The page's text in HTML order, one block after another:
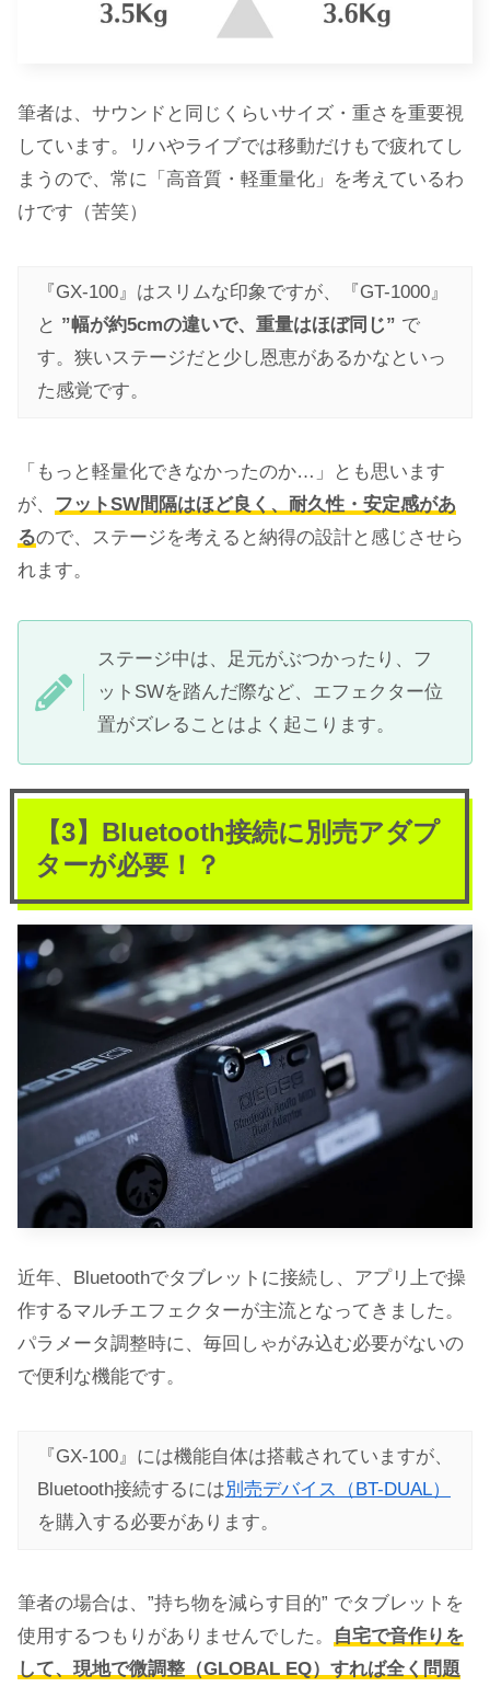
筆者は、サウンドと同じくらいサイズ・重さを重要視
しています。リハやライブでは移動だけもで疲れてし
まうので、常に「高音質・軽重量化」を考えているわ
けです（苦笑）
『GX-100』はスリムな印象ですが、『GT-1000』
と ”幅が約5cmの違いで、重量はほぼ同じ” で
す。狭いステージだと少し恩恵があるかなといっ
た感覚です。
「もっと軽量化できなかったのか…」とも思います
が、 フットSW間隔はほど良く、耐久性・安定感があ
るので、ステージを考えると納得の設計と感じさせら
れます。
ステージ中は、足元がぶつかったり、フ
ットSWを踏んだ際など、エフェクター位
置がズレることはよく起こります。
【3】Bluetooth接続に別売アダプ
ターが必要！？
近年、Bluetoothでタブレットに接続し、アプリ上で操
作するマルチエフェクターが主流となってきました。
パラメータ調整時に、毎回しゃがみ込む必要がないの
で便利な機能です。
『GX-100』には機能自体は搭載されていますが、
Bluetooth接続するには別売デバイス（BT-DUAL）
を購入する必要があります。
筆者の場合は、”持ち物を減らす目的” でタブレットを
使用するつもりがありませんでした。
自宅で音作りを
して、現地で微調整（GLOBAL EQ）すれば全く問題